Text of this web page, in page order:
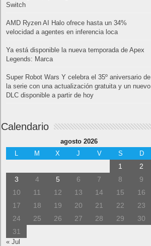
Switch
AMD Ryzen AI Halo ofrece hasta un 34%
velocidad a agentes en inferencia loca
Ya está disponible la nueva temporada de Apex
Legends: Marca
Super Robot Wars Y celebra el 35º aniversario de
la serie con una actualización gratuita y un nuevo
DLC disponible a partir de hoy
Calendario
agosto 2026
M X J V S D
1
2
3
4 5 6 7 8
9
10
11 12 13 14 15
16
17
18 19 20 21 22
23
24
25 26 27 28 29
30
31
« Jul